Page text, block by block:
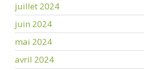
juillet 2024
juin 2024
mai 2024
avril 2024